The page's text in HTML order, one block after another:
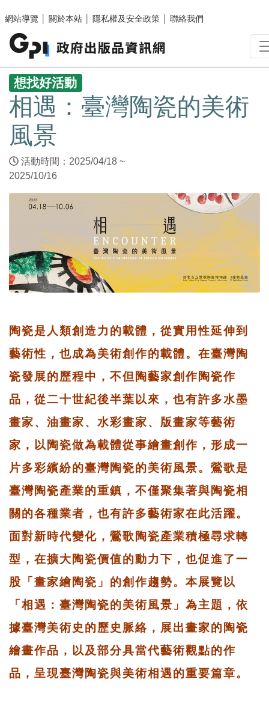
網站導覽
關於本站 隱私權及安全政策 聯絡我們
:::
想找好活動
相遇：臺灣陶瓷的美術
風景
活動時間：2025/04/18 ~
2025/10/16
陶瓷是人類創造力的載體，從實用性延伸到
藝術性，也成為美術創作的載體。在臺灣陶
瓷發展的歷程中，不但陶藝家創作陶瓷作
品，從二十世紀後半葉以來，也有許多水墨
畫家、油畫家、水彩畫家、版畫家等藝術
家，以陶瓷做為載體從事繪畫創作，形成一
片多彩繽紛的臺灣陶瓷的美術風景。鶯歌是
臺灣陶瓷產業的重鎮，不僅聚集著與陶瓷相
關的各種業者，也有許多藝術家在此活躍。
面對新時代變化，鶯歌陶瓷產業積極尋求轉
型，在擴大陶瓷價值的動力下，也促進了一
股「畫家繪陶瓷」的創作趨勢。本展覽以
「相遇：臺灣陶瓷的美術風景」為主題，依
據臺灣美術史的歷史脈絡，展出畫家的陶瓷
繪畫作品，以及部分具當代藝術觀點的作
品，呈現臺灣陶瓷與美術相遇的重要篇章。